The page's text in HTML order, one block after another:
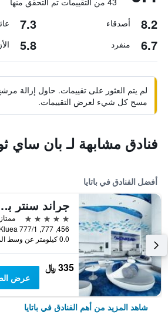
8.2 أصدقاء 7.3
6.7 منفرد 5.8
لم يتم العثور على تقييمات. حاول إزالة
مسح كل شيء لعرض التقييمات.
فنادق مشابهة لـ بان ساي
أفضل الفنادق في باتايا
جراند سنتر
5 نجوم
ممتاز 9.4
0.0 كيلومتر عن وسط المدينة
335 ﷼
عرض
شاهد المزيد من أهم الفنادق في باتايا